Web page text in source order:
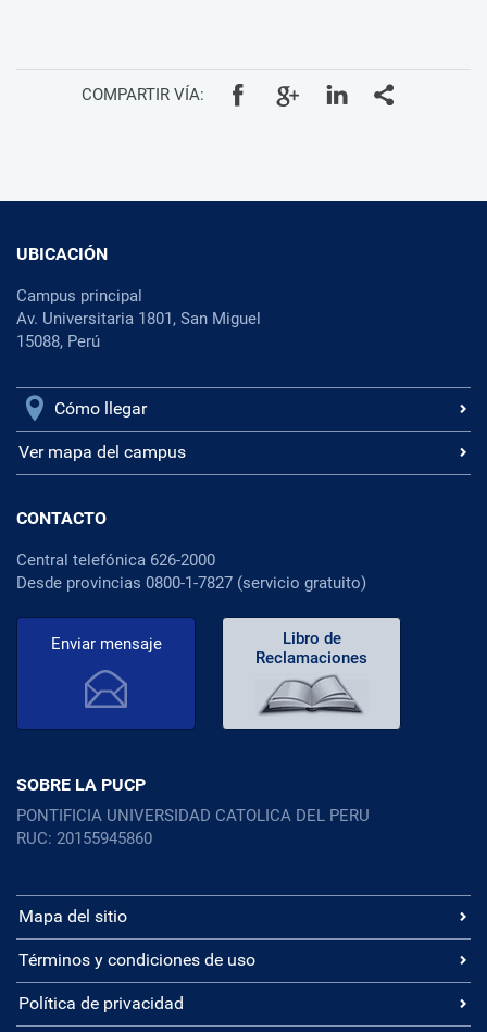
COMPARTIR VÍA:
UBICACIÓN
Campus principal
Av. Universitaria 1801, San Miguel
15088, Perú
Cómo llegar
Ver mapa del campus
CONTACTO
Central telefónica 626-2000
Desde provincias 0800-1-7827 (servicio gratuito)
Enviar mensaje
Libro de
Reclamaciones
SOBRE LA PUCP
PONTIFICIA UNIVERSIDAD CATOLICA DEL PERU
RUC: 20155945860
Mapa del sitio
Términos y condiciones de uso
Política de privacidad